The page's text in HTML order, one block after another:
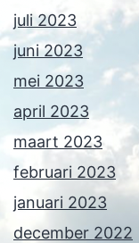
juli 2023
juni 2023
mei 2023
april 2023
maart 2023
februari 2023
januari 2023
december 2022